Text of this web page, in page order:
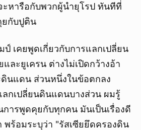
ะหารือกับพวกผู้นำยุโรป ทันทีที่
ยกับปูติน
เคยพูดเกี่ยวกับการแลกเปลี่ยน
ละยูเครน ต่างไม่เปิดกว้างอ้า
นแดน ส่วนหนึ่งในข้อตกลง
กเปลี่ยนดินแดนบางส่วน ผมรู้
การพูดคุยกับทุกคน มันเป็นเรื่องดี
พร้อมระบุว่า "รัสเซียยึดครองดิน